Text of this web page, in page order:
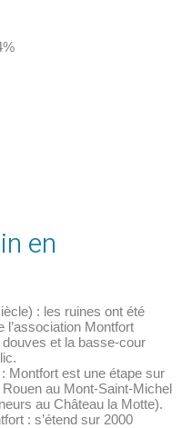
en
: les ruines ont été
l’association Montfort
et la basse-cour
Montfort est une étape sur
au Mont-Saint-Michel
au Château la Motte).
: s’étend sur 2000